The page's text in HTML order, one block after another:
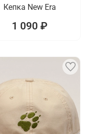
Кепка New Era
1 090 ₽